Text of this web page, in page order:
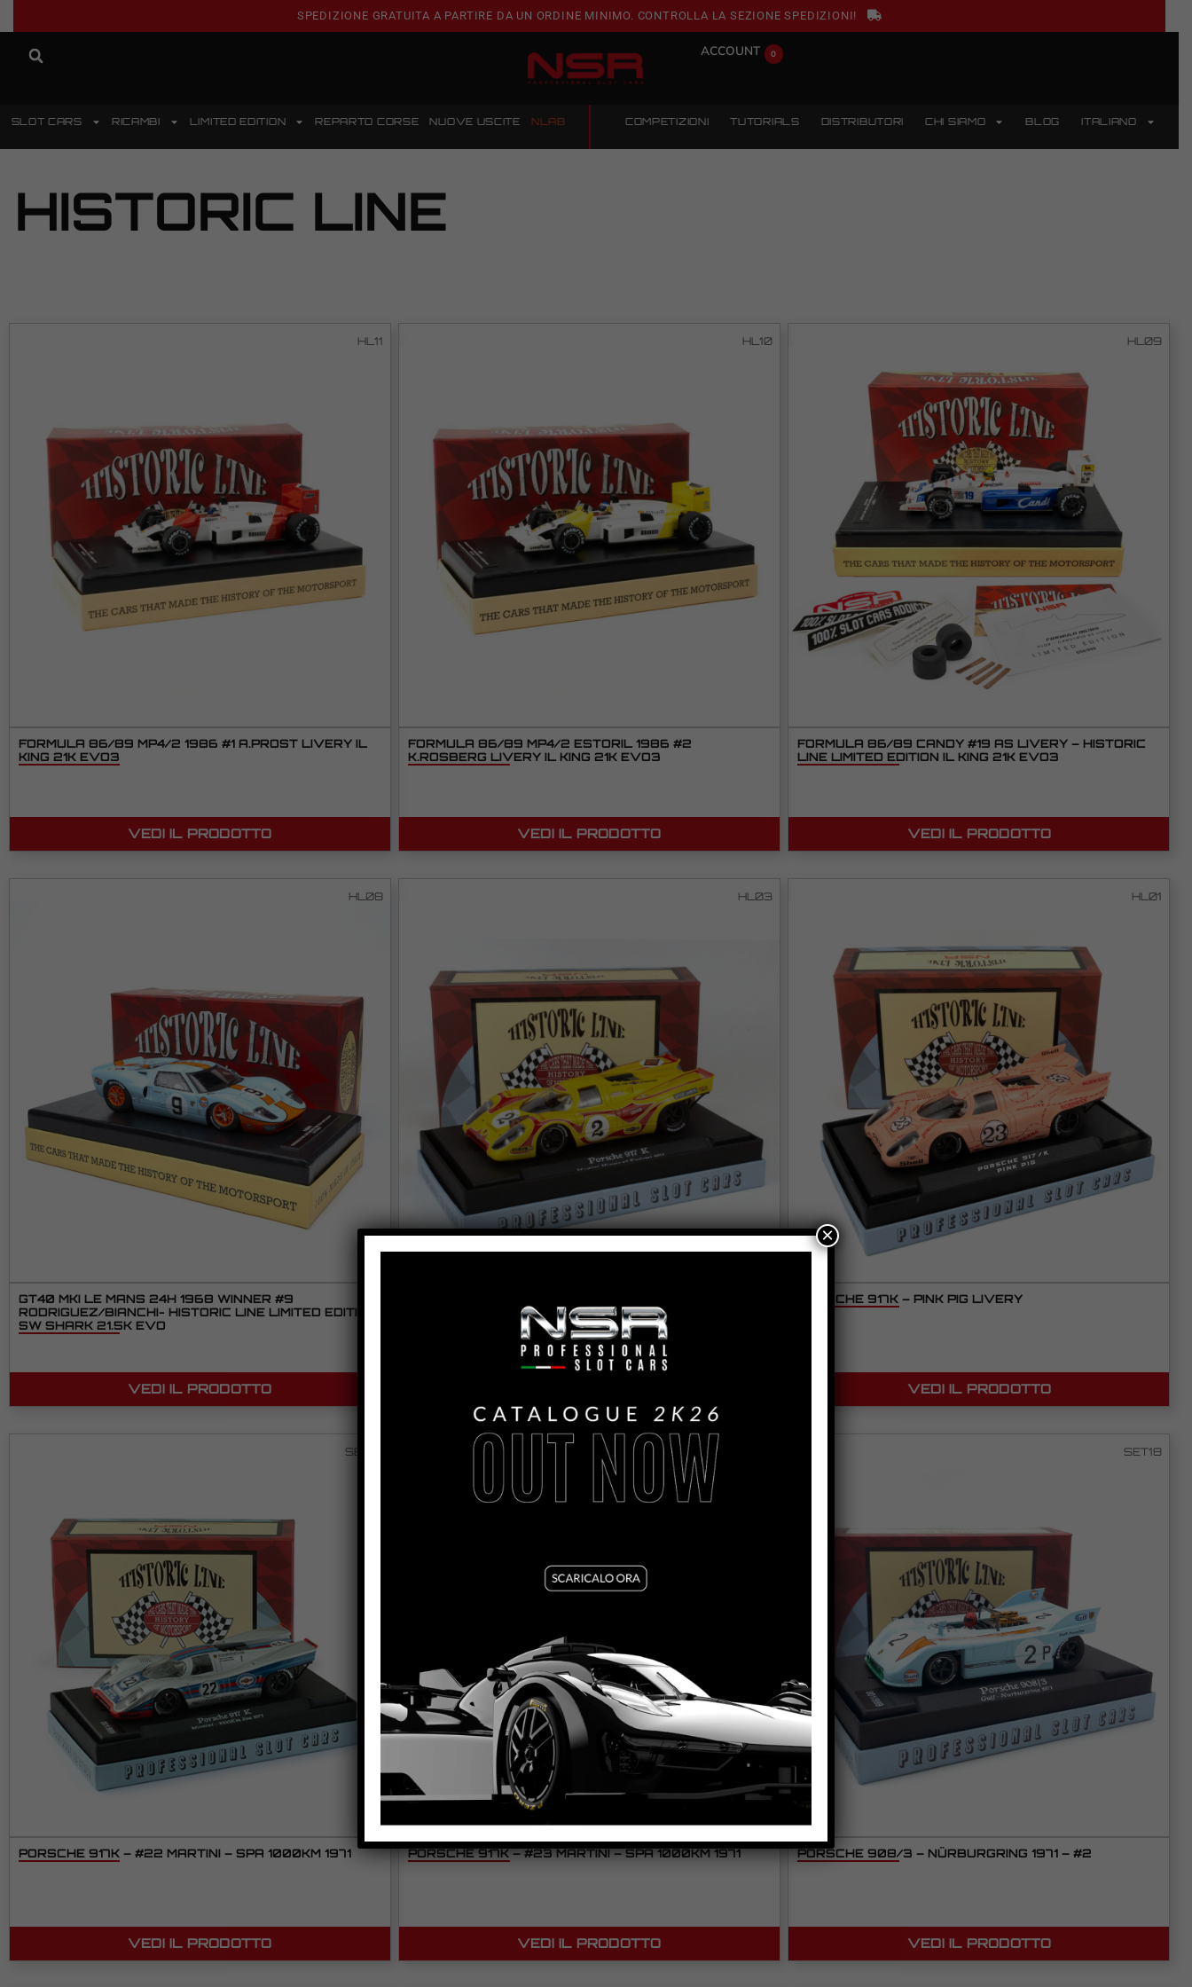
SPEDIZIONE GRATUITA A PARTIRE DA UN ORDINE MINIMO. CONTROLLA LA SEZIONE SPEDIZIONI!
ACCOUNT 0
SLOT CARS RICAMBI LIMITED EDITION REPARTO CORSE NUOVE USCITE NLAB COMPETIZIONI TUTORIALS DISTRIBUTORI CHI SIAMO BLOG ITALIANO
HISTORIC LINE
HL11
FORMULA 86/89 MP4/2 1986 #1 A.PROST LIVERY IL
KING 21K EVO3
VEDI IL PRODOTTO
HL10
FORMULA 86/89 MP4/2 ESTORIL 1986 #2
K.ROSBERG LIVERY IL KING 21K EVO3
VEDI IL PRODOTTO
HL09
FORMULA 86/89 CANDY #19 AS LIVERY – HISTORIC
LINE LIMITED EDITION IL KING 21K EVO3
VEDI IL PRODOTTO
HL08
GT40 MKI LE MANS 24H 1968 WINNER #9
RODRIGUEZ/BIANCHI- HISTORIC LINE LIMITED EDITION
SW SHARK 21.5K EVO
VEDI IL PRODOTTO
HL03 HL01
PORSCHE 917K – PINK PIG LIVERY
VEDI IL PRODOTTO
SET19
PORSCHE 917K – #22 MARTINI – SPA 1000KM 1971
VEDI IL PRODOTTO
PORSCHE 917K – #23 MARTINI – SPA 1000KM 1971
VEDI IL PRODOTTO
SET18
PORSCHE 908/3 – NÜRBURGRING 1971 – #2
VEDI IL PRODOTTO
×